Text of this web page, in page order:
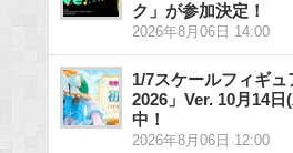
ク」が参加決定！
2026年8月06日 14:00
1/7スケールフィギ
2026」Ver. 10月14
中！
2026年8月06日 12:00